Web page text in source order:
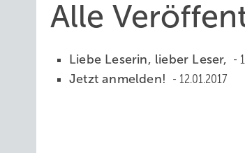
Alle
Liebe Leserin, lieber Leser,
Jetzt anmelden!
12.01.2017